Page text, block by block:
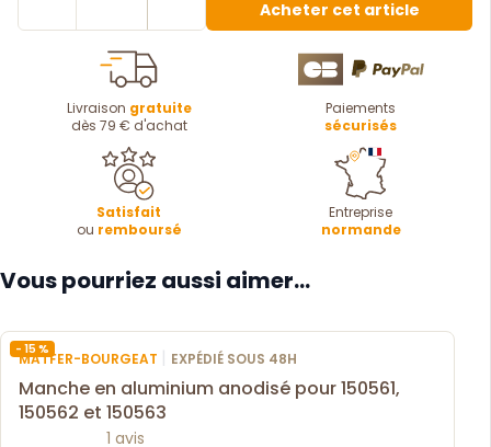
Acheter cet article
Livraison gratuite
dès 79 € d'achat
Paiements
sécurisés
Satisfait
ou remboursé
Entreprise
normande
Vous pourriez aussi aimer...
- 15 %
MATFER-BOURGEAT | EXPÉDIÉ SOUS 48H
Manche en aluminium anodisé pour 150561,
150562 et 150563
1 avis